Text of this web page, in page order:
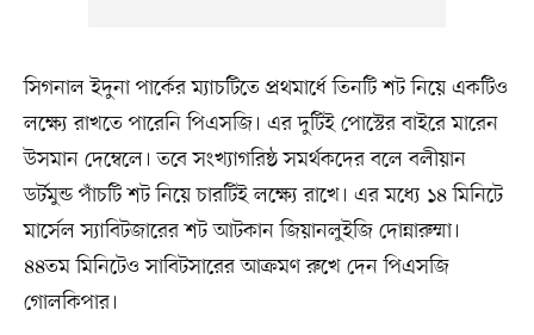
সিগনাল ইদুনা পার্কের ম্যাচটিতে প্রথমার্ধে তিনটি শট নিয়ে একটিও
লক্ষ্যে রাখতে পারেনি পিএসজি। এর দুটিই পোস্টের বাইরে মারেন
উসমান দেম্বেলে। তবে সংখ্যাগরিষ্ঠ সমর্থকদের বলে বলীয়ান
ডর্টমুন্ড পাঁচটি শট নিয়ে চারটিই লক্ষ্যে রাখে। এর মধ্যে ১৪ মিনিটে
মার্সেল স্যাবিটজারের শট আটকান জিয়ানলুইজি দোন্নারুম্মা।
৪৪তম মিনিটেও সাবিটসারের আক্রমণ রুখে দেন পিএসজি
গোলকিপার।